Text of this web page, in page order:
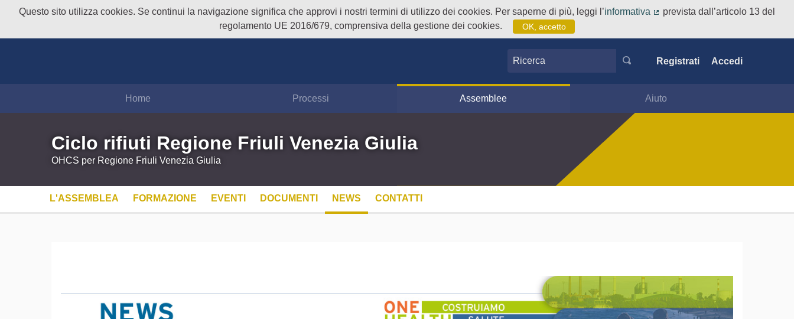
Questo sito utilizza cookies. Se continui la navigazione significa che approvi i nostri termini di utilizzo dei cookies. Per saperne di più, leggi l’informativa
prevista dall’articolo 13 del
regolamento UE 2016/679, comprensiva della gestione dei cookies.
OK, accetto
Ricerca Registrati Accedi
Home Processi Assemblee Aiuto
Ciclo rifiuti Regione Friuli Venezia Giulia
OHCS per Regione Friuli Venezia Giulia
L'ASSEMBLEA FORMAZIONE EVENTI DOCUMENTI NEWS CONTATTI